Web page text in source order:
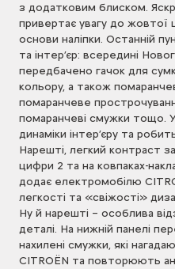
з додатковим блиском.
привертає увагу до
основи наліпки. Останній
та інтер’єр: всередині
передбачено гачок для
кольору, а також
помаранчеве
помаранчеві смужки тощо.
динаміки інтер’єру та
Нарешті, легкий контраст
цифри 2 та на ковпаках-
додає електромобілю
легкості та «свіжості»
Ну й нарешті – особлива
деталі. На нижній панелі
нахилені смужки, які
CITROЁN та повторюють